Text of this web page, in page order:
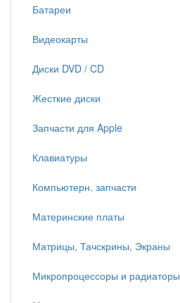
Батареи
Видеокарты
Диски DVD / CD
Жесткие диски
Запчасти для Apple
Клавиатуры
Компьютерн. запчасти
Материнские платы
Матрицы, Тачскрины, Экраны
Микропроцессоры и радиаторы